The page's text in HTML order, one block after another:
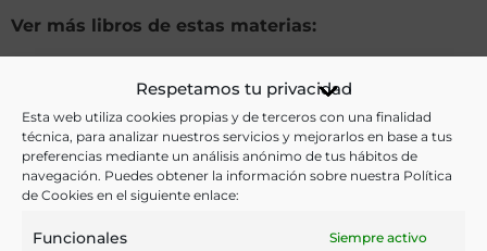
Respetamos tu privacidad
Esta web utiliza cookies propias y de terceros con una finalidad
técnica, para analizar nuestros servicios y mejorarlos en base a tus
preferencias mediante un análisis anónimo de tus hábitos de
navegación. Puedes obtener la información sobre nuestra Política
de Cookies en el siguiente enlace:
Funcionales Siempre activo
Ver más libros de estas materias:
Dietética y nutrición Gastronomía
Historia, Industria y Tecnología
Ver más libros con las palabras clave:
Agricultura , Azúcar ,Caña de azúcar
Imágenes,Mujeres